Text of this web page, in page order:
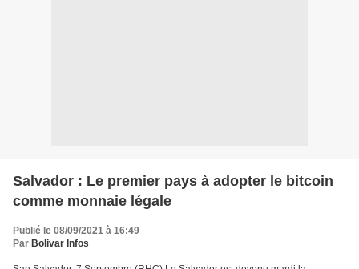
Salvador : Le premier pays à adopter le bitcoin
comme monnaie légale
Publié le 08/09/2021 à 16:49
Par Bolivar Infos